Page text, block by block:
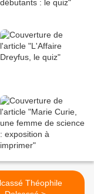
Théophile